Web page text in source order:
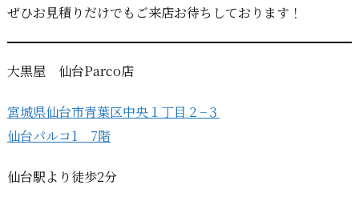
ぜひお見積りだけでもご来店お待ちしております！
大黒屋 仙台Parco店
宮城県仙台市青葉区中央１丁目２−３
仙台パルコ1 7階
仙台駅より徒歩2分